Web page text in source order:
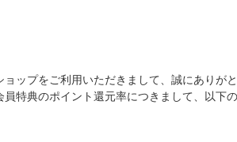
ップをご利用いただきまして、誠にありがと
特典のポイント還元率につきまして、以下